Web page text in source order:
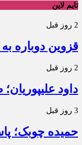
تایم لاین
2 روز قبل
قزوین دوباره
2 روز قبل
داود
3 روز قبل
حمیده چوبک؛